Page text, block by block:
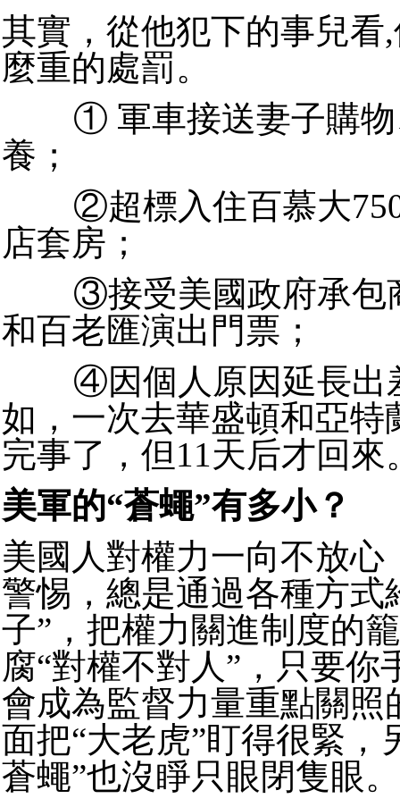
其實，從他犯下的事兒看
麼重的處罰。
① 軍車接送妻子購物
養；
②超標入住百慕大750
店套房；
③接受美國政府承包
和百老匯演出門票；
④因個人原因延長出
如，一次去華盛頓和亞特
完事了，但11天后才回來
美軍的“蒼蠅”有多小？
美國人對權力一向不放心
警惕，總是通過各種方式
子”，把權力關進制度的
腐“對權不對人”，只要你
會成為監督力量重點關照
面把“大老虎”盯得很緊，
蒼蠅”也沒睜只眼閉隻眼。